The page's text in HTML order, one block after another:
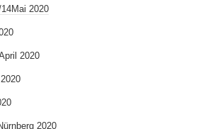
2020
2020
2020